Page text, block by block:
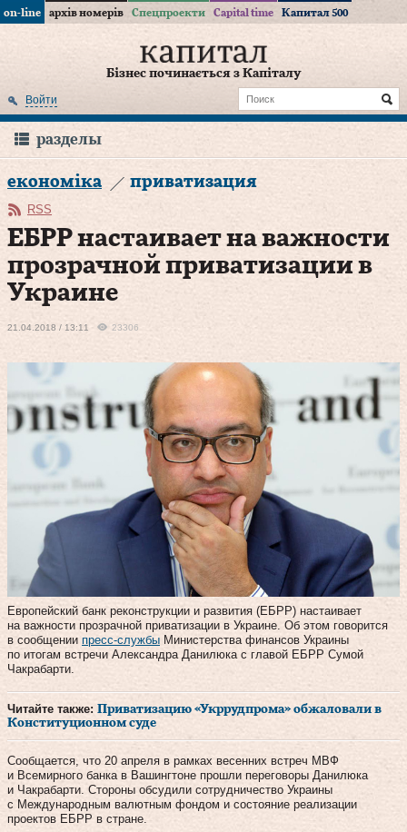
on-line архів номерів Спецпроекти Capital time Капитал 500
Бізнес починається з Капіталу
Войти
разделы
економіка приватизация
RSS
ЕБРР настаивает на важности
прозрачной приватизации в
Украине
21.04.2018 / 13:11 23306
Европейский банк реконструкции и развития (ЕБРР) настаивает
на важности прозрачной приватизации в Украине. Об этом говорится
в сообщении пресс-службы Министерства финансов Украины
по итогам встречи Александра Данилюка с главой ЕБРР Сумой
Чакрабарти.
Читайте также: Приватизацию «Укррудпрома» обжаловали в
Конституционном суде
Сообщается, что 20 апреля в рамках весенних встреч МВФ
и Всемирного банка в Вашингтоне прошли переговоры Данилюка
и Чакрабарти. Стороны обсудили сотрудничество Украины
с Международным валютным фондом и состояние реализации
проектов ЕБРР в стране.